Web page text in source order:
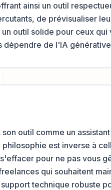
ainsi un outil
de prévisualiser
outil solide pour ceux
dépendre de l'IA
outil comme un
est inverse à
pour ne pas vous
qui souhaitent
technique robuste